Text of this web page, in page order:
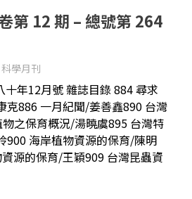
第 12 期 – 總號第 264
科學月刊
十年12月號 雜誌目錄 884 尋求
克886 一月紀聞/姜善鑫890 台灣
之保育概況/湯曉虞895 台灣特
900 海岸植物資源的保育/陳明
源的保育/王穎909 台灣昆蟲資